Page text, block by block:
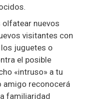
olfatear nuevos
visitantes con
juguetes o
el posible
«intruso» a tu
amigo reconocerá
familiaridad